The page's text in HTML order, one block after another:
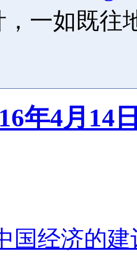
一如既往
年4月14
国经济的